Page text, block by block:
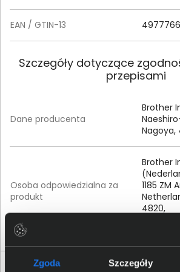
Zgoda Szczegóły
EAN / GTIN-13
Szczegóły dotyczące
przepisami
Dane producenta
Brother
Nagoya,
Osoba odpowiedzialna za
produkt
Brother
1185 ZM
4820,